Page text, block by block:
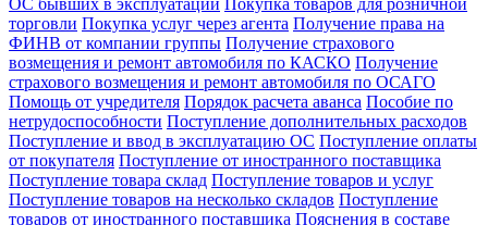
ОС бывших в эксплуатации Покупка товаров для розничной
торговли Покупка услуг через агента Получение права на
ФИНВ от компании группы Получение страхового
возмещения и ремонт автомобиля по КАСКО Получение
страхового возмещения и ремонт автомобиля по ОСАГО
Помощь от учредителя Порядок расчета аванса Пособие по
нетрудоспособности Поступление дополнительных расходов
Поступление и ввод в эксплуатацию ОС Поступление оплаты
от покупателя Поступление от иностранного поставщика
Поступление товара склад Поступление товаров и услуг
Поступление товаров на несколько складов Поступление
товаров от иностранного поставщика Пояснения в составе